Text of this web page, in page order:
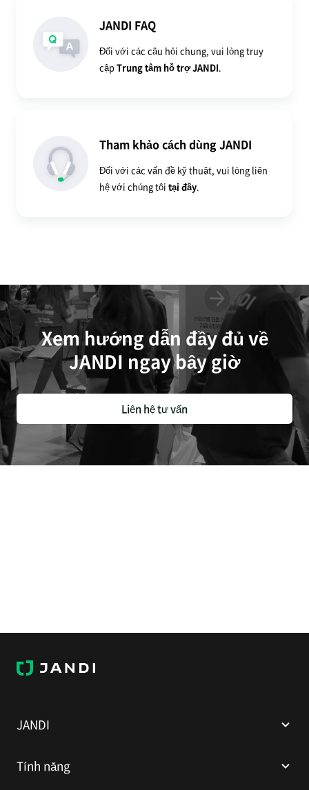
JANDI FAQ
Đối với các câu hỏi chung, vui lòng truy
cậpTrung tâm hỗ trợ JANDI.
Tham khảo cách dùng JANDI
Đối với các vấn đề kỹ thuật, vui lòng liên
hệ với chúng tôi tại đây.
Xem hướng dẫn đầy đủ về
JANDI ngay bây giờ
Liên hệ tư vấn
JANDI
JANDI
Tính năng